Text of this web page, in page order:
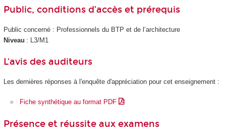
Public, conditions d’accès et prérequis
Public concerné : Professionnels du BTP et de l’architecture
Niveau : L3/M1
L'avis des auditeurs
Les dernières réponses à l'enquête d'appréciation pour cet enseignement :
Fiche synthétique au format PDF
Présence et réussite aux examens